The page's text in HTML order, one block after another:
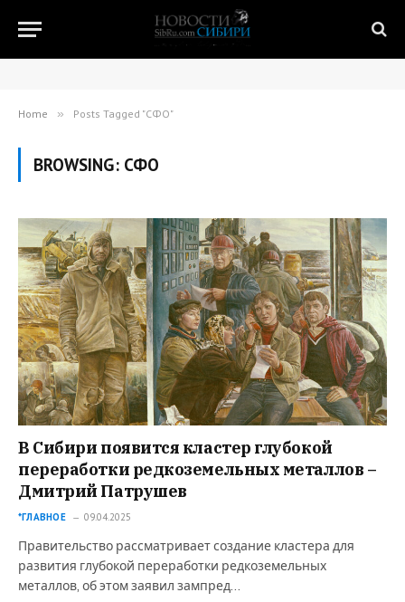
Home » Posts Tagged "СФО"
BROWSING: СФО
В Сибири появится кластер глубокой
переработки редкоземельных металлов –
Дмитрий Патрушев
*ГЛАВНОЕ 09.04.2025
Правительство рассматривает создание кластера для
развития глубокой переработки редкоземельных
металлов, об этом заявил зампред…